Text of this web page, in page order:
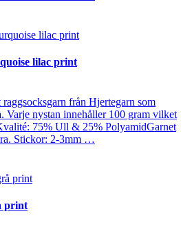
lilac print
från Hjertegarn som
Varje nystan innehåller 100 gram vilket
75% Ull & 25% PolyamidGarnet
Stickor: 2-3mm …
print